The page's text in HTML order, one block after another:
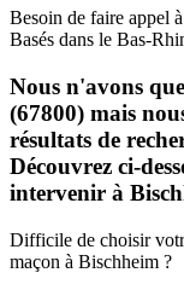
Besoin de faire appel
Basés dans le Bas-
Nous n'avons
(67800) mais
résultats de
Découvrez ci-
intervenir à
Difficile de choisir
maçon à Bischheim ?